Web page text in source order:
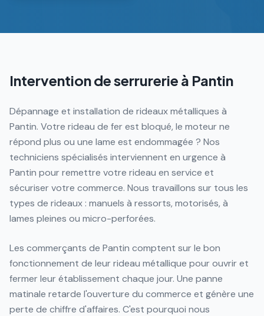
Intervention de serrurerie à Pantin
Dépannage et installation de rideaux métalliques à
Pantin. Votre rideau de fer est bloqué, le moteur ne
répond plus ou une lame est endommagée ? Nos
techniciens spécialisés interviennent en urgence à
Pantin pour remettre votre rideau en service et
sécuriser votre commerce. Nous travaillons sur tous les
types de rideaux : manuels à ressorts, motorisés, à
lames pleines ou micro-perforées.
Les commerçants de Pantin comptent sur le bon
fonctionnement de leur rideau métallique pour ouvrir et
fermer leur établissement chaque jour. Une panne
matinale retarde l'ouverture du commerce et génère une
perte de chiffre d'affaires. C'est pourquoi nous